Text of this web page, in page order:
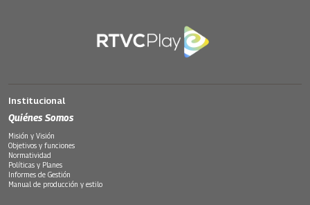
Institucional
Quiénes Somos
Misión y Visión
Objetivos y funciones
Normatividad
Políticas y Planes
Informes de Gestión
Manual de producción y estilo